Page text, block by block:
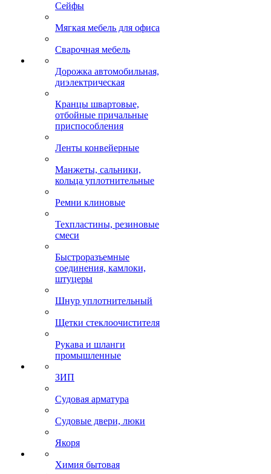
Сейфы
Мягкая мебель для офиса
Сварочная мебель
Дорожка автомобильная,
диэлектрическая
Кранцы швартовые,
отбойные причальные
приспособления
Ленты конвейерные
Манжеты, сальники,
кольца уплотнительные
Ремни клиновые
Техпластины, резиновые
смеси
Быстроразъемные
соединения, камлоки,
штуцеры
Шнур уплотнительный
Щетки стеклоочистителя
Рукава и шланги
промышленные
ЗИП
Судовая арматура
Судовые двери, люки
Якоря
Химия бытовая